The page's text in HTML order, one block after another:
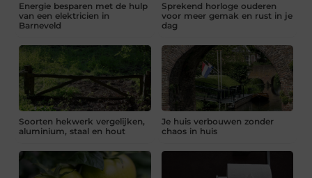
Energie besparen met de hulp
van een elektricien in
Barneveld
Sprekend horloge ouderen
voor meer gemak en rust in je
dag
Soorten hekwerk vergelijken,
aluminium, staal en hout
Je huis verbouwen zonder
chaos in huis